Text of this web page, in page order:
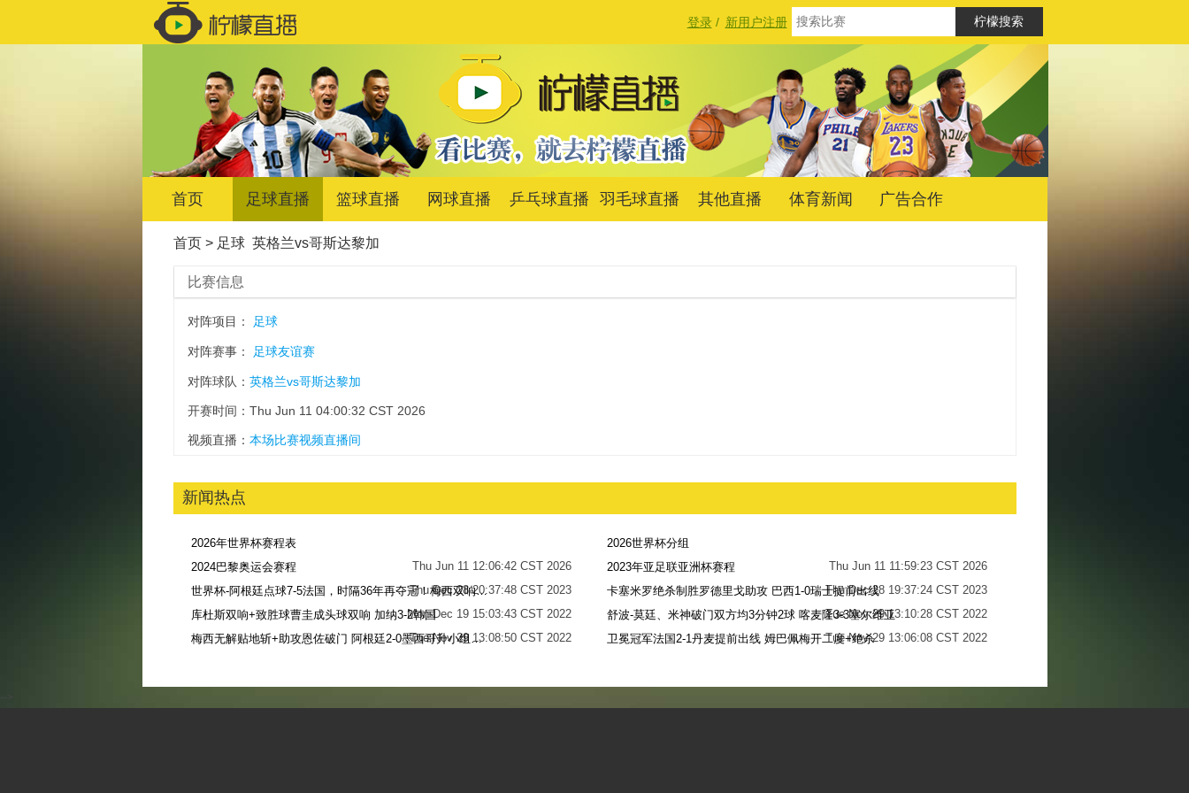
登录/ 新用户注册
首页 足球直播 篮球直播 网球直播 乒乓球直播 羽毛球直播 其他直播 体育新闻 广告合作
首页> 足球 英格兰vs哥斯达黎加
比赛信息
对阵项目： 足球
对阵赛事： 足球友谊赛
对阵球队： 英格兰vs哥斯达黎加
开赛时间：Thu Jun 11 04:00:32 CST 2026
视频直播： 本场比赛视频直播间
新闻热点
2026年世界杯赛程表
Thu Jun 11 12:06:42 CST 2026
2026世界杯分组
Thu Jun 11 11:59:23 CST 2026
2024巴黎奥运会赛程
Thu Dec 28 20:37:48 CST 2023
2023年亚足联亚洲杯赛程
Thu Dec 28 19:37:24 CST 2023
世界杯-阿根廷点球7-5法国，时隔36年再夺冠！梅西双响姆巴佩戴帽
Mon Dec 19 15:03:43 CST 2022
卡塞米罗绝杀制胜罗德里戈助攻 巴西1-0瑞士提前出线
Tue Nov 29 13:10:28 CST 2022
库杜斯双响+致胜球曹圭成头球双响 加纳3-2韩国
Tue Nov 29 13:08:50 CST 2022
舒波-莫廷、米神破门双方均3分钟2球 喀麦隆3-3塞尔维亚
Tue Nov 29 13:06:08 CST 2022
梅西无解贴地斩+助攻恩佐破门 阿根廷2-0墨西哥升小组第二
卫冕冠军法国2-1丹麦提前出线 姆巴佩梅开二度+绝杀